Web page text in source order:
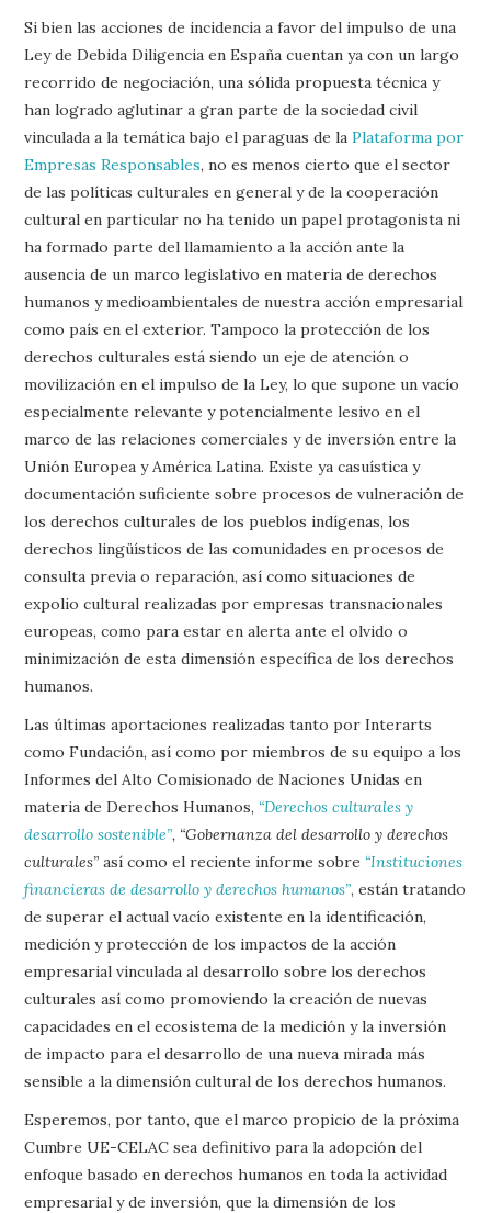
Si bien las acciones de incidencia a favor del impulso de una
Ley de Debida Diligencia en España cuentan ya con un largo
recorrido de negociación, una sólida propuesta técnica y
han logrado aglutinar a gran parte de la sociedad civil
vinculada a la temática bajo el paraguas de laPlataforma por
Empresas Responsables, no es menos cierto que el sector
de las políticas culturales en general y de la cooperación
cultural en particular no ha tenido un papel protagonista ni
ha formado parte del llamamiento a la acción ante la
ausencia de un marco legislativo en materia de derechos
humanos y medioambientales de nuestra acción empresarial
como país en el exterior. Tampoco la protección de los
derechos culturales está siendo un eje de atención o
movilización en el impulso de la Ley, lo que supone un vacío
especialmente relevante y potencialmente lesivo en el
marco de las relaciones comerciales y de inversión entre la
Unión Europea y América Latina. Existe ya casuística y
documentación suficiente sobre procesos de vulneración de
los derechos culturales de los pueblos indígenas, los
derechos lingüísticos de las comunidades en procesos de
consulta previa o reparación, así como situaciones de
expolio cultural realizadas por empresas transnacionales
europeas, como para estar en alerta ante el olvido o
minimización de esta dimensión específica de los derechos
humanos.
Las últimas aportaciones realizadas tanto por Interarts
como Fundación, así como por miembros de su equipo a los
Informes del Alto Comisionado de Naciones Unidas en
materia de Derechos Humanos, “Derechos culturales y
desarrollo sostenible”, “Gobernanza del desarrollo y derechos
culturales”así como el reciente informe sobre “Instituciones
financieras de desarrollo y derechos humanos”, están tratando
de superar el actual vacío existente en la identificación,
medición y protección de los impactos de la acción
empresarial vinculada al desarrollo sobre los derechos
culturales así como promoviendo la creación de nuevas
capacidades en el ecosistema de la medición y la inversión
de impacto para el desarrollo de una nueva mirada más
sensible a la dimensión cultural de los derechos humanos.
Esperemos, por tanto, que el marco propicio de la próxima
Cumbre UE-CELAC sea definitivo para la adopción del
enfoque basado en derechos humanos en toda la actividad
empresarial y de inversión, que la dimensión de los